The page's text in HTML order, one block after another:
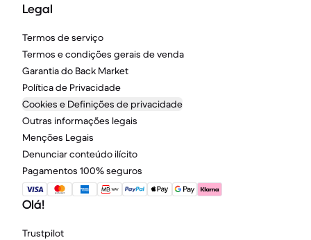
Legal
Termos de serviço
Termos e condições gerais de venda
Garantia do Back Market
Política de Privacidade
Cookies e Definições de privacidade
Outras informações legais
Menções Legais
Denunciar conteúdo ilícito
Pagamentos 100% seguros
Olá!
Trustpilot